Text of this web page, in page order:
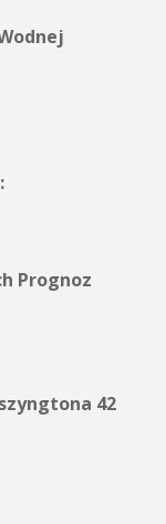
Prognoz
42